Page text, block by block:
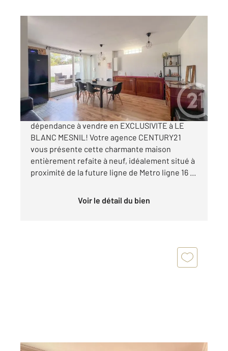
77,63 m
Ref : 1507
Maison à vendre
319 000 €
Maison de plus de 110m² utiles avec
dépendance à vendre en EXCLUSIVITE à LE
BLANC MESNIL! Votre agence CENTURY21
vous présente cette charmante maison
entièrement refaite à neuf, idéalement situé à
proximité de la future ligne de Metro ligne 16 ...
Voir le détail du bien